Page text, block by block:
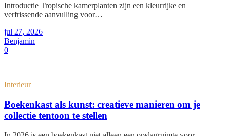
Introductie Tropische kamerplanten zijn een kleurrijke en
verfrissende aanvulling voor…
jul 27, 2026
Benjamin
0
Interieur
Boekenkast als kunst: creatieve manieren om je
collectie tentoon te stellen